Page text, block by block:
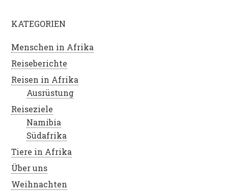
KATEGORIEN
Menschen in Afrika
Reiseberichte
Reisen in Afrika
Ausrüstung
Reiseziele
Namibia
Südafrika
Tiere in Afrika
Über uns
Weihnachten